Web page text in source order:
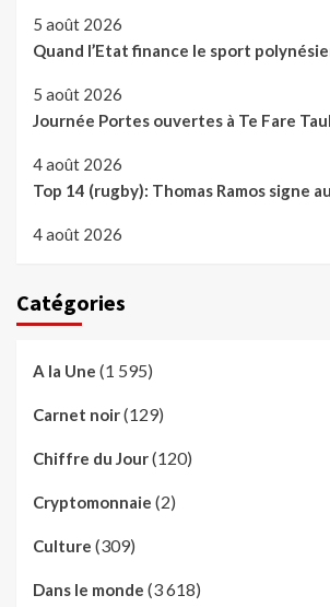
5 août 2026
Quand l’Etat finance le sport
5 août 2026
Journée Portes ouvertes à Te Fare
4 août 2026
Top 14 (rugby): Thomas Ramos signe
4 août 2026
Catégories
A la Une (1 595)
Carnet noir(129)
Chiffre du Jour(120)
Cryptomonnaie (2)
Culture (309)
Dans le monde (3 618)